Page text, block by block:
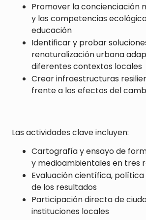
Promover la concienciación
y las competencias
educación
Identificar y probar
renaturalización urbana
diferentes contextos locales
Crear infraestructuras
frente a los efectos del
Las actividades clave incluyen:
Cartografía y ensayo de
y medioambientales en tres
Evaluación científica,
de los resultados
Participación directa de
instituciones locales